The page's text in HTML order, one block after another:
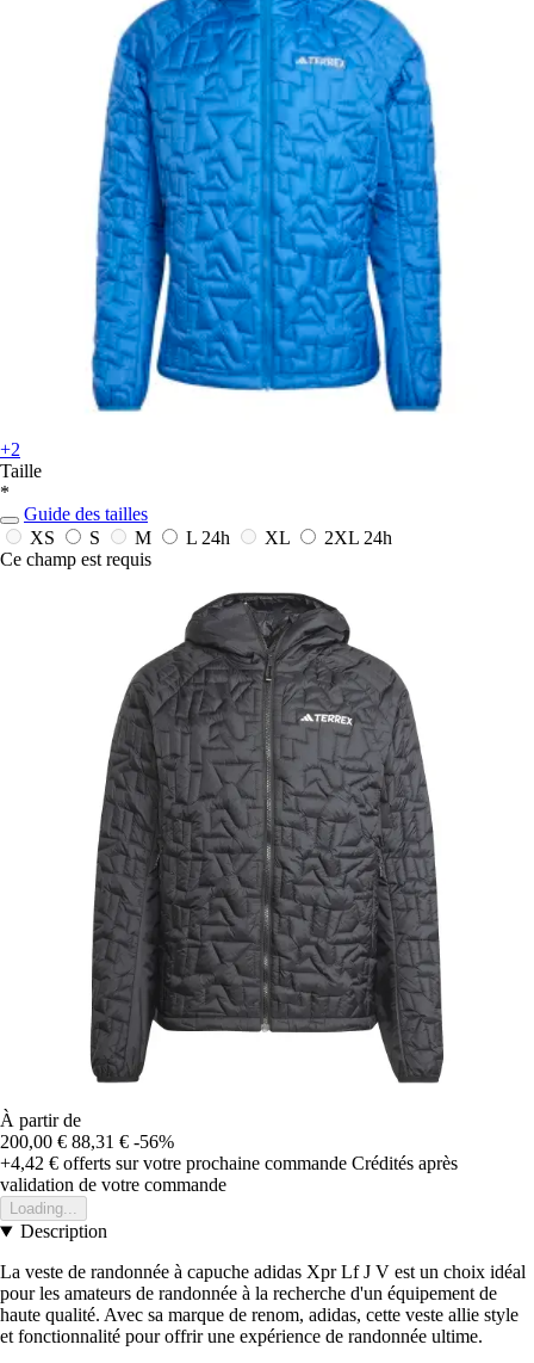
+2
Taille
*
Guide des tailles
XS
S M L 24h XL 2XL 24h
Ce champ est requis
À partir de
200,00 € 88,31 € -56%
+4,42 € offerts sur votre prochaine commande Crédités après
validation de votre commande
Loading...
Description
La veste de randonnée à capuche adidas Xpr Lf J V est un choix idéal
pour les amateurs de randonnée à la recherche d'un équipement de
haute qualité. Avec sa marque de renom, adidas, cette veste allie style
et fonctionnalité pour offrir une expérience de randonnée ultime.